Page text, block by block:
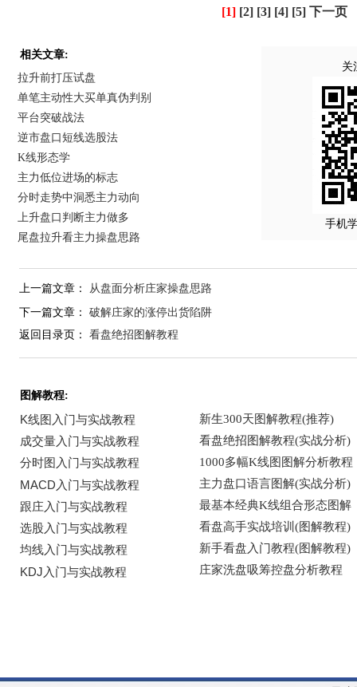
[1] [2] [3] [4] [5] 下一页
相关文章:
拉升前打压试盘
单笔主动性大买单真伪判别
平台突破战法
逆市盘口短线选股法
K线形态学
主力低位进场的标志
分时走势中洞悉主力动向
上升盘口判断主力做多
尾盘拉升看主力操盘思路
关
手机
上一篇文章： 从盘面分析庄家操盘思路
下一篇文章： 破解庄家的涨停出货陷阱
返回目录页： 看盘绝招图解教程
图解教程: